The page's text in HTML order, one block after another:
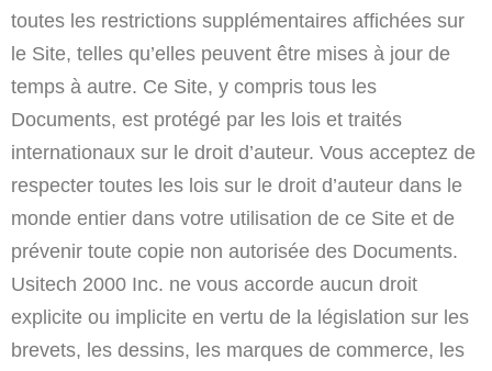
toutes les restrictions supplémentaires affichées sur
le Site, telles qu’elles peuvent être mises à jour de
temps à autre. Ce Site, y compris tous les
Documents, est protégé par les lois et traités
internationaux sur le droit d’auteur. Vous acceptez de
respecter toutes les lois sur le droit d’auteur dans le
monde entier dans votre utilisation de ce Site et de
prévenir toute copie non autorisée des Documents.
Usitech 2000 Inc. ne vous accorde aucun droit
explicite ou implicite en vertu de la législation sur les
brevets, les dessins, les marques de commerce, les